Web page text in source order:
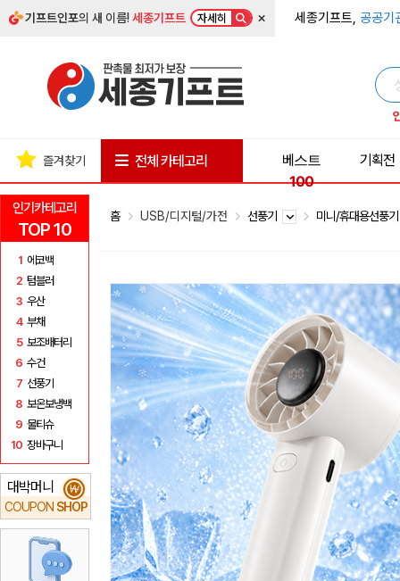
기프트인포의 새 이름!세종기프트 자세히 × 세종기프트, 공공기
인기카테고리
TOP 10
1 에코백
2 텀블러
3 우산
4 부채
5 보조배터리
6 수건
7 선풍기
8 보온보냉백
9 물티슈
10 장바구니
대박머니
COUPON SHOP
₩
즐겨찾기 전체 카테고리
베스트
100
기획전
홈 USB/디지털/가전 선풍기 미니/휴대용선풍